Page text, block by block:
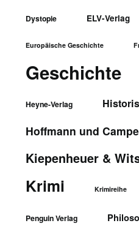
Dystopie ELV-Verlag
Europäische Geschichte
Geschichte
Heyne-Verlag
Hoffmann und Campe
Kiepenheuer &
Krimi Krimireihe
Penguin Verlag